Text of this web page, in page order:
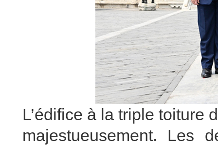
L’édifice à la triple toiture
majestueusement. Les